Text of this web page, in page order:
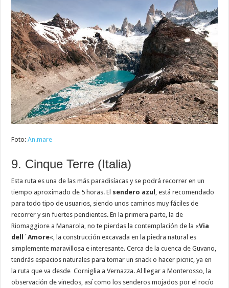
Foto:An.mare
9. Cinque Terre (Italia)
Esta ruta es una de las más paradisíacas y se podrá recorrer en un
tiempo aproximado de 5 horas. El sendero azul
, está recomendado
para todo tipo de usuarios, siendo unos caminos muy fáciles de
recorrer y sin fuertes pendientes. En la primera parte, la de
Riomaggiore a Manarola, no te pierdas la contemplación de la «Via
dell´Amore«, la construcción excavada en la piedra natural es
simplemente maravillosa e interesante. Cerca de la cuenca de Guvano,
tendrás espacios naturales para tomar un snack o hacer picnic, ya en
la ruta que va desde Corniglia a Vernazza. Al llegar a Monterosso, la
observación de viñedos, así como los senderos mojados por el rocío